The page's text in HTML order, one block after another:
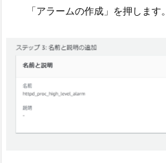
「アラームの作成」を押します。